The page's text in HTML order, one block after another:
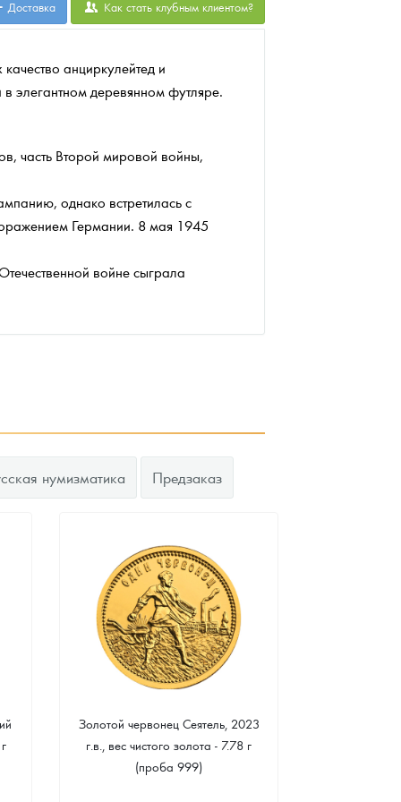
Доставка Как стать клубным клиентом?
анциркулейтед и
элегантном деревянном футляре.
часть Второй мировой войны,
однако встретилась с
Германии. 8 мая 1945
войне сыграла
нумизматика Предзаказ
Золотой червонец Сеятель, 2023
г.в., вес чистого золота - 7.78 г
(проба 999)